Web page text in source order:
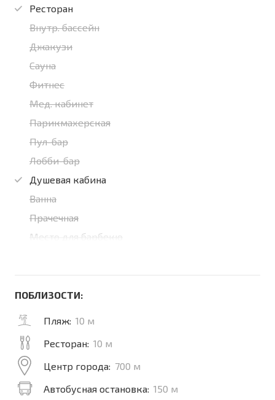
Ресторан
Внутр. бассейн
Джакузи
Сауна
Фитнес
Мед. кабинет
Парикмахерская
Пул-бар
Лобби-бар
Душевая кабина
Ванна
Прачечная
Место для барбекю
ПОБЛИЗОСТИ:
Пляж: 10 м
Ресторан: 10 м
Центр города: 700 м
Автобусная остановка: 150 м